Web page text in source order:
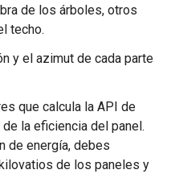
de los árboles, otros
techo.
y el azimut de cada parte
que calcula la API de
la eficiencia del panel.
de energía, debes
de los paneles y